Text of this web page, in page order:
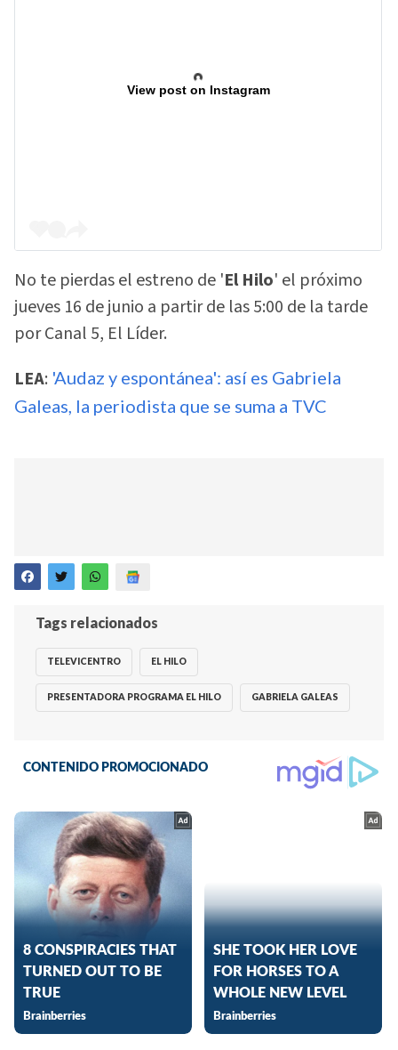
View post on Instagram
No te pierdas el estreno de 'El Hilo' el próximo
jueves 16 de junio a partir de las 5:00 de la tarde
por Canal 5, El Líder.
LEA: 'Audaz y espontánea': así es Gabriela
Galeas, la periodista que se suma a TVC
Tags relacionados
TELEVICENTRO EL HILO
PRESENTADORA PROGRAMA EL HILO GABRIELA GALEAS